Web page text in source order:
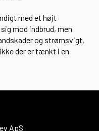
med et højt
mod indbrud, men
og strømsvigt,
der er tænkt i en
ApS